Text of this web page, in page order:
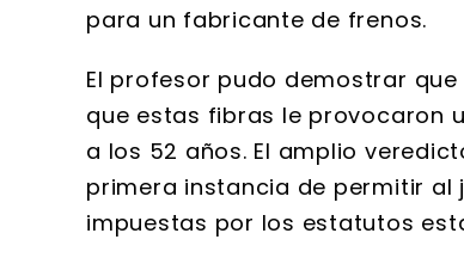
para un fabricante de frenos.
El profesor pudo demostrar
que estas fibras le provocaron
a los 52 años. El amplio
primera instancia de permitir
impuestas por los estatutos